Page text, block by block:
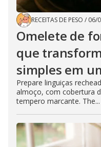
RECEITAS DE PESO / 06/
Omelete de
que
simples em
Prepare linguiças
almoço, com cobertura
tempero marcante. The...